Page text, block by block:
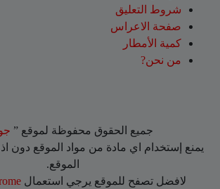
شروط التعليق‎
صفحة الاعراس
كمية الأمطار
من نحن?
جميع الحقوق محفوظة لموقع ”
يمنع إستخدام اي مادة من مواد الموقع دون
الموقع.
لافضل تصفح للموقع يرجي استعمال